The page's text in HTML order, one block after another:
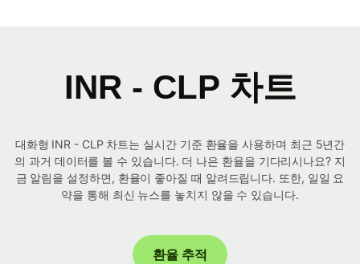
INR - CLP 차트
대화형 INR - CLP 차트는 실시간 기준 환율을 사용하며 최근 5년간
의 과거 데이터를 볼 수 있습니다. 더 나은 환율을 기다리시나요? 지
금 알림을 설정하면, 환율이 좋아질 때 알려드립니다. 또한, 일일 요
약을 통해 최신 뉴스를 놓치지 않을 수 있습니다.
환율 추적